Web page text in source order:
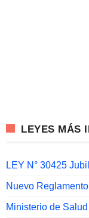
LEYES MÁS
LEY N° 30425
Nuevo
Ministerio de Salud